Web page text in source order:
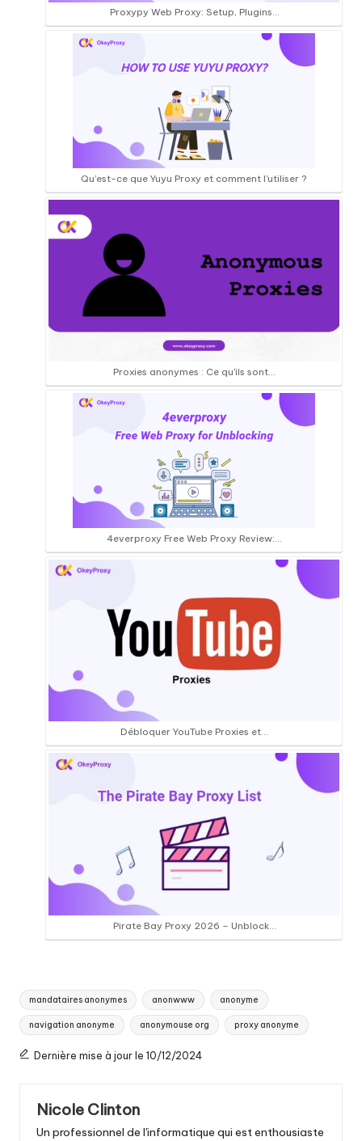
Proxypy Web Proxy: Setup, Plugins…
Qu'est-ce que Yuyu Proxy et comment l'utiliser ?
Proxies anonymes : Ce qu'ils sont...
4everproxy Free Web Proxy Review:…
Débloquer YouTube Proxies et...
Pirate Bay Proxy 2026 – Unblock…
Tags
mandataires anonymes anonwww anonyme
navigation anonyme anonymouse org proxy anonyme
Dernière mise à jour le 10/12/2024
Nicole Clinton
Un professionnel de l'informatique qui est enthousiaste